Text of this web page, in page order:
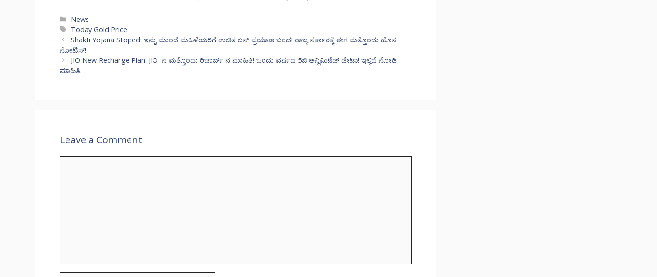
Categories
News
Tags
Today Gold Price
Shakti Yojana Stoped: ಇನ್ನು ಮುಂದೆ ಮಹಿಳೆಯರಿಗೆ ಉಚಿತ ಬಸ್ ಪ್ರಯಾಣ ಬಂದ! ರಾಜ್ಯ ಸರ್ಕಾರಕ್ಕೆ ಈಗ ಮತ್ತೊಂದು ಹೊಸ
ನೋಟಿಸ್!
JIO New Recharge Plan: JIO ನ ಮತ್ತೊಂದು ರಿಚಾರ್ಜ್ ನ ಮಾಹಿತಿ! ಒಂದು ವರ್ಷದ 5ಜಿ ಅನ್ಲಿಮಿಟೆಡ್ ಡೇಟಾ! ಇಲ್ಲಿದೆ ನೋಡಿ
ಮಾಹಿತಿ.
Leave a Comment